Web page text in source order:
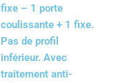
fixe – 1 porte
coulissante + 1 fixe.
Pas de profil
inférieur. Avec
traitement anti-